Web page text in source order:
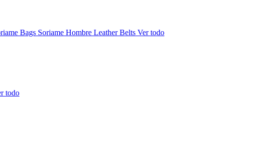
Bags Soriame Hombre Leather Belts Ver todo
todo